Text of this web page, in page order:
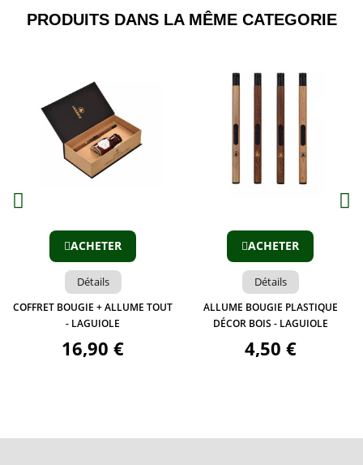
PRODUITS DANS LA MÊME CATEGORIE​
ACHETER
Détails
COFFRET BOUGIE + ALLUME TOUT
- LAGUIOLE
16,90 €
Aperçu
ACHETER
Détails
ALLUME BOUGIE PLASTIQUE
DÉCOR BOIS - LAGUIOLE
4,50 €